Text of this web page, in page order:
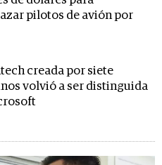
pilotos de avión por
creada por siete
volvió a ser distinguida